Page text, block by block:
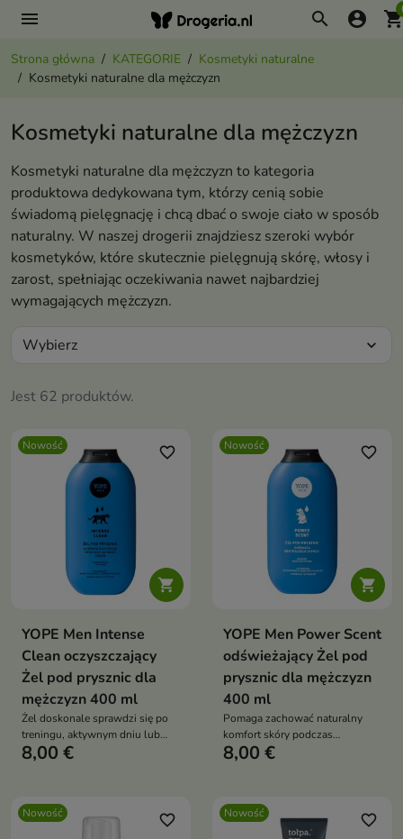
menu search account_circle
Strona główna KATEGORIE
Kosmetyki naturalne
Kosmetyki naturalne dla mężczyzn
Kosmetyki naturalne dla mężczyzn
Kosmetyki naturalne dla mężczyzn to kategoria
produktowa dedykowana tym, którzy cenią sobie
świadomą pielęgnację i chcą dbać o swoje ciało w sposób
naturalny. W naszej drogerii znajdziesz szeroki wybór
kosmetyków, które skutecznie pielęgnują skórę, włosy i
zarost, spełniając oczekiwania nawet najbardziej
wymagających mężczyzn.
Jest 62 produktów.
Wybierz expand_more
Nowość

favorite_border
YOPE Men Intense
Clean oczyszczający
Żel pod prysznic dla
mężczyzn 400 ml
Żel doskonale sprawdzi się po
treningu, aktywnym dniu lub
jako element codziennej rutyny
8,00 €
Nowość

favorite_border
YOPE Men Power Scent
odświeżający Żel pod
prysznic dla mężczyzn
400 ml
Pomaga zachować naturalny
komfort skóry podczas
codziennego mycia.
8,00 €
Nowość favorite_border Nowość favorite_border